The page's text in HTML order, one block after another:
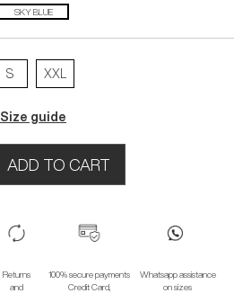
SKY BLUE
S XXL
Size guide
ADD TO CART
Returns
and
100% secure payments
Credit Card,
Whatsapp assistance
on sizes